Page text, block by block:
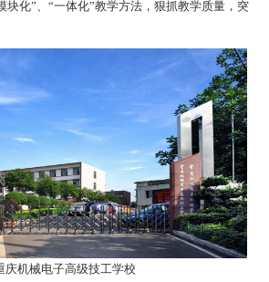
块化”、“一体化”教学方法，狠抓教学质量，突
庆机械电子高级技工学校